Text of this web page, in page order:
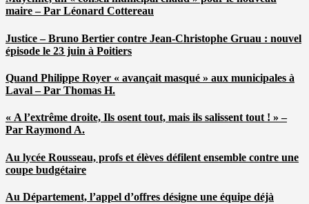
maire – Par Léonard Cottereau
Justice – Bruno Bertier contre Jean-Christophe Gruau : nouvel
épisode le 23 juin à Poitiers
Quand Philippe Royer « avançait masqué » aux municipales à
Laval – Par Thomas H.
« A l’extrême droite, Ils osent tout, mais ils salissent tout ! » –
Par Raymond A.
Au lycée Rousseau, profs et élèves défilent ensemble contre une
coupe budgétaire
Au Département, l’appel d’offres désigne une équipe déjà